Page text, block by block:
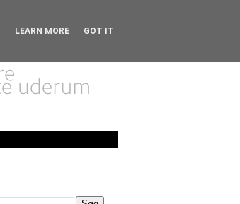
LEARN MORE GOT IT